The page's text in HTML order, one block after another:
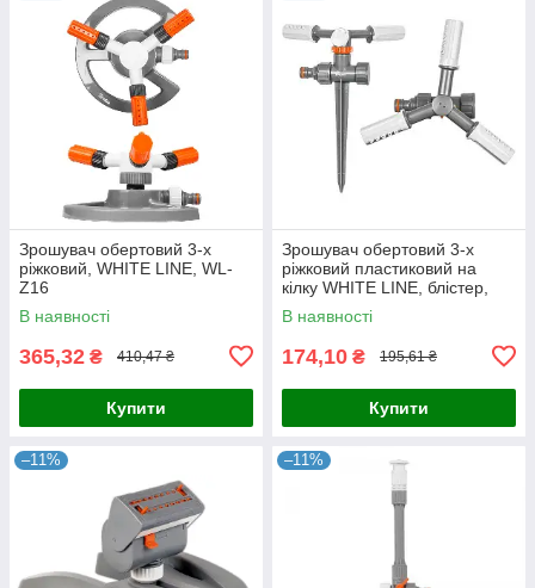
Зрошувач обертовий 3-х
ріжковий, WHITE LINE, WL-
Z16
В наявності
365,32 ₴ 410,47 ₴
Купити
Зрошувач обертовий 3-х
ріжковий пластиковий на
кілку WHITE LINE, блістер,
WL-6107
В наявності
174,10 ₴ 195,61 ₴
Купити
–11% –11%